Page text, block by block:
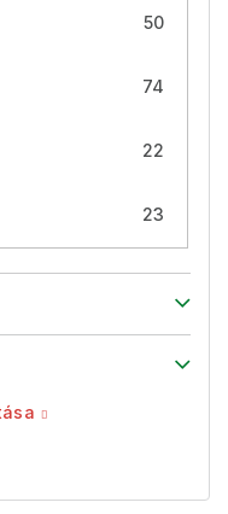
50
74
22
23